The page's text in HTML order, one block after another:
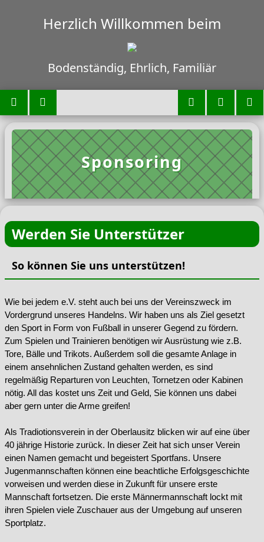
Herzlich Willkommen beim
Bodenständig, Ehrlich, Familiär
Sponsoring
Werden Sie Unterstützer
So können Sie uns unterstützen!
Wie bei jedem e.V. steht auch bei uns der Vereinszweck im
Vordergrund unseres Handelns. Wir haben uns als Ziel gesetzt
den Sport in Form von Fußball in unserer Gegend zu fördern.
Zum Spielen und Trainieren benötigen wir Ausrüstung wie z.B.
Tore, Bälle und Trikots. Außerdem soll die gesamte Anlage in
einem ansehnlichen Zustand gehalten werden, es sind
regelmäßig Reparturen von Leuchten, Tornetzen oder Kabinen
nötig. All das kostet uns Zeit und Geld, Sie können uns dabei
aber gern unter die Arme greifen!
Als Tradiotionsverein in der Oberlausitz blicken wir auf eine über
40 jährige Historie zurück. In dieser Zeit hat sich unser Verein
einen Namen gemacht und begeistert Sportfans. Unsere
Jugenmannschaften können eine beachtliche Erfolgsgeschichte
vorweisen und werden diese in Zukunft für unsere erste
Mannschaft fortsetzen. Die erste Männermannschaft lockt mit
ihren Spielen viele Zuschauer aus der Umgebung auf unseren
Sportplatz.